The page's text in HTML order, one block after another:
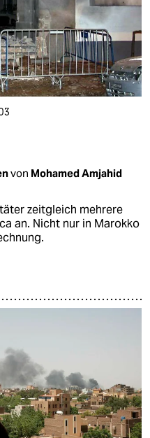
von Mohamed Amjahid
zeitgleich mehrere
an. Nicht nur in Marokko